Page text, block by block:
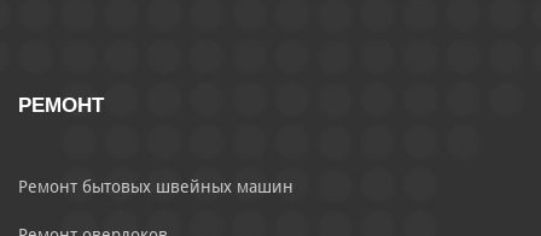
РЕМОНТ
Ремонт бытовых швейных машин